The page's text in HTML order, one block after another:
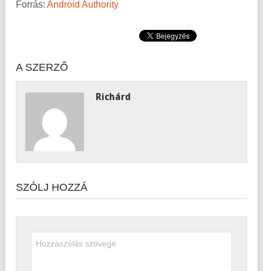
Forrás: Android Authority
A SZERZŐ
Richárd
SZÓLJ HOZZÁ